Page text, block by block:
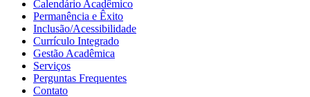
Calendário Acadêmico
Permanência e Êxito
Inclusão/Acessibilidade
Currículo Integrado
Gestão Acadêmica
Serviços
Perguntas Frequentes
Contato